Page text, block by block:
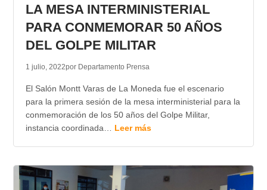
LA MESA INTERMINISTERIAL
PARA CONMEMORAR 50 AÑOS
DEL GOLPE MILITAR
1 julio, 2022por Departamento Prensa
El Salón Montt Varas de La Moneda fue el escenario
para la primera sesión de la mesa interministerial para la
conmemoración de los 50 años del Golpe Militar,
instancia coordinada… Leer más